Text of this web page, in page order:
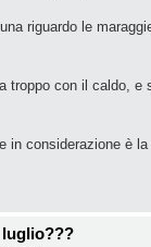
riguardo le
troppo con il caldo,
in considerazione è
luglio???